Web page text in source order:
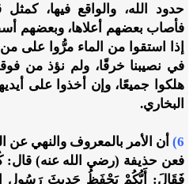
حدود الله، والواقع فيها،
فأصاب بعضهم أعلاها، وبعضهم
إذا استقوا من الماء مرُّوا على من
في نصيبنا خرقًا، ولم نؤذ من
هلكوا جميعًا، وإن أخذوا على
البخاري.
6)
أن الأمر بالمعروف والنهي عن
فعن حذيفة (رضي الله عنه) قال:
فَقَالَ: أَيُّكُمْ يَحْفَظُ حَدِيثَ رَسُولِ